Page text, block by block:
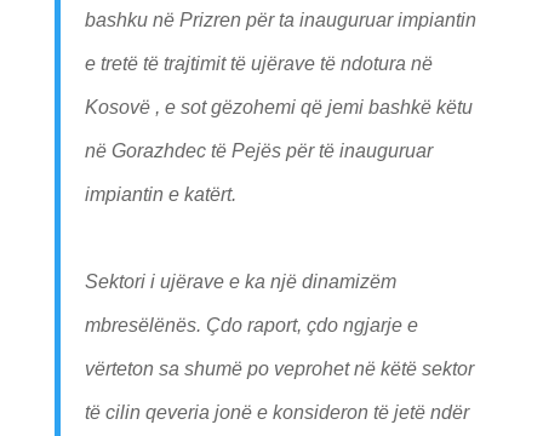
bashku në Prizren për ta inauguruar impiantin
e tretë të trajtimit të ujërave të ndotura në
Kosovë , e sot gëzohemi që jemi bashkë këtu
në Gorazhdec të Pejës për të inauguruar
impiantin e katërt.
Sektori i ujërave e ka një dinamizëm
mbresëlënës. Çdo raport, çdo ngjarje e
vërteton sa shumë po veprohet në këtë sektor
të cilin qeveria jonë e konsideron të jetë ndër